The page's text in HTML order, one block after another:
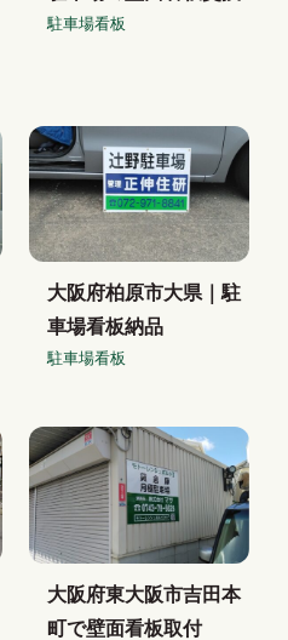
駐車場看板
大阪府柏原市大県｜駐
車場看板納品
駐車場看板
大阪府東大阪市吉田本
町で壁面看板取付